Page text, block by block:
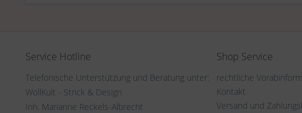
Service Hotline
Telefonische Unterstützung und Beratung unter:
WollKult - Strick & Design
Inh. Marianne Reckels-Albrecht
Shop Service
rechtliche
Kontakt
Versand und